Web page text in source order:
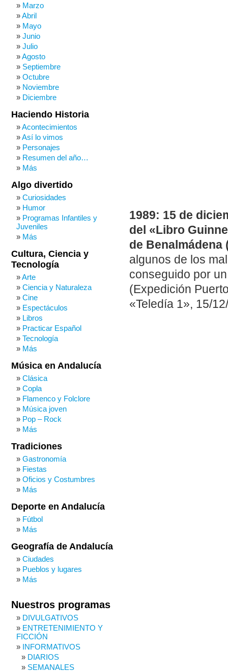
1989: 15 de
del «Libro
de Benalmádena
algunos de los
conseguido por
(Expedición
«Teledía 1», 15/
Marzo
Abril
Mayo
Junio
Julio
Agosto
Septiembre
Octubre
Noviembre
Diciembre
Haciendo Historia
Acontecimientos
Así lo vimos
Personajes
Resumen del año…
Más
Algo divertido
Curiosidades
Humor
Programas Infantiles y
Juveniles
Más
Cultura, Ciencia y
Tecnología
Arte
Ciencia y Naturaleza
Cine
Espectáculos
Libros
Practicar Español
Tecnología
Más
Música en Andalucía
Clásica
Copla
Flamenco y Folclore
Música joven
Pop – Rock
Más
Tradiciones
Gastronomía
Fiestas
Oficios y Costumbres
Más
Deporte en Andalucía
Fútbol
Más
Geografía de Andalucía
Ciudades
Pueblos y lugares
Más
Nuestros programas
DIVULGATIVOS
ENTRETENIMIENTO Y
FICCIÓN
INFORMATIVOS
DIARIOS
SEMANALES